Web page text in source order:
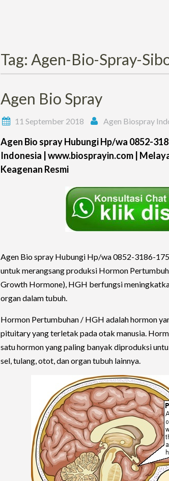
Tag: Agen-Bio-Spray-
Agen Bio Spray
11 September 2018 Agen Biospray
Agen Bio spray Hubungi Hp/wa 0852-
Indonesia | www.biosprayin.com |
Keagenan Resmi
Agen Bio spray Hubungi Hp/wa 0852-3186-
untuk merangsang produksi Hormon
Growth Hormone), HGH berfungsi
organ dalam tubuh.
Hormon Pertumbuhan / HGH adalah hormon
pituitary yang terletak pada otak manusia.
satu hormon yang paling banyak diproduksi
sel, tulang, otot, dan organ tubuh lainnya.